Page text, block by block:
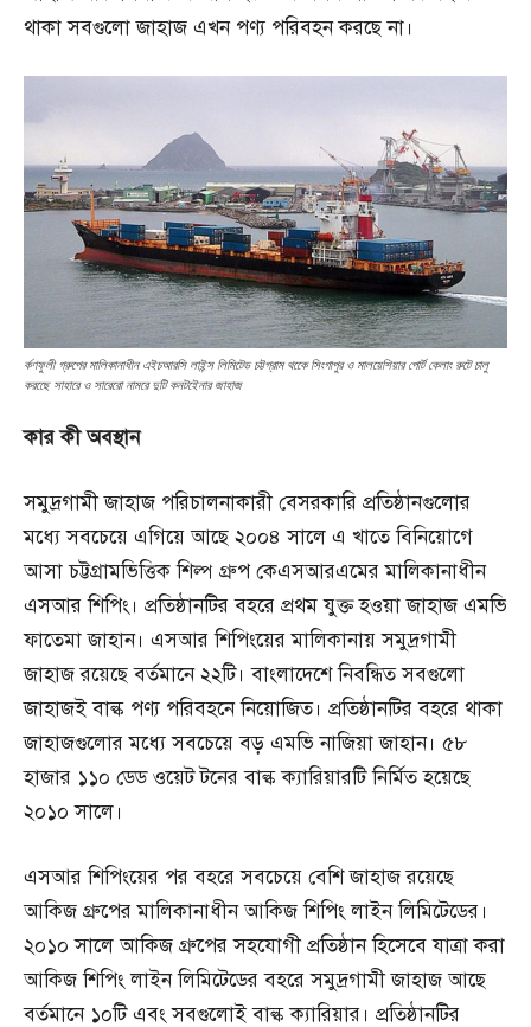
থাকা সবগুলো জাহাজ এখন পণ্য পরিবহন করছে না।
র্কণফুলী গ্রুপের মালিকানাধীন এইচআরসি লাইন্স লিমিটেড চট্টগ্রাম থকেে সিংগাপুর ও মালয়েশিয়ার পোর্ট কেলাং রুটে চালু
করছেে সাহারে ও সারেরো নামরে দুটি কনটইেনার জাহাজ
কারকীঅবস্থান
সমুদ্রগামী জাহাজ পরিচালনাকারী বেসরকারি প্রতিষ্ঠানগুলোর
মধ্যে সবচেয়ে এগিয়ে আছে ২০০৪ সালে এ খাতে বিনিয়োগে
আসা চট্টগ্রামভিত্তিক শিল্প গ্রুপ কেএসআরএমের মালিকানাধীন
এসআর শিপিং। প্রতিষ্ঠানটির বহরে প্রথম যুক্ত হওয়া জাহাজ এমভি
ফাতেমা জাহান। এসআর শিপিংয়ের মালিকানায় সমুদ্রগামী
জাহাজ রয়েছে বর্তমানে ২২টি। বাংলাদেশে নিবন্ধিত সবগুলো
জাহাজই বাল্ক পণ্য পরিবহনে নিয়োজিত। প্রতিষ্ঠানটির বহরে থাকা
জাহাজগুলোর মধ্যে সবচেয়ে বড় এমভি নাজিয়া জাহান। ৫৮
হাজার ১১০ ডেড ওয়েট টনের বাল্ক ক্যারিয়ারটি নির্মিত হয়েছে
২০১০ সালে।
এসআর শিপিংয়ের পর বহরে সবচেয়ে বেশি জাহাজ রয়েছে
আকিজ গ্রুপের মালিকানাধীন আকিজ শিপিং লাইন লিমিটেডের।
২০১০ সালে আকিজ গ্রুপের সহযোগী প্রতিষ্ঠান হিসেবে যাত্রা করা
আকিজ শিপিং লাইন লিমিটেডের বহরে সমুদ্রগামী জাহাজ আছে
বর্তমানে ১০টি এবং সবগুলোই বাল্ক ক্যারিয়ার। প্রতিষ্ঠানটির